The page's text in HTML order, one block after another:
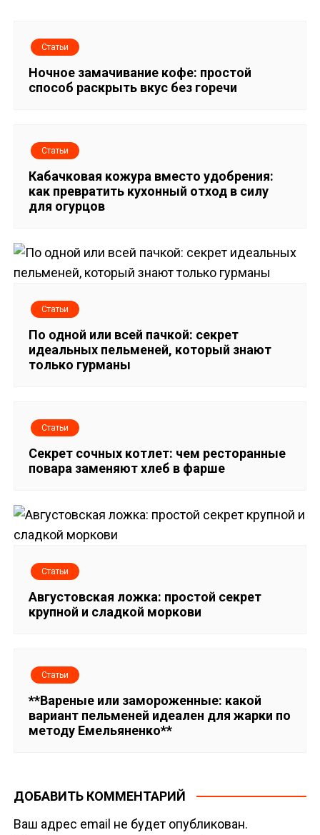
п
м
Статьи
Ночное замачивание кофе: простой
способ раскрыть вкус без горечи
Статьи
Кабачковая кожура вместо удобрения:
как превратить кухонный отход в силу
для огурцов
Статьи
По одной или всей пачкой: секрет
идеальных пельменей, который знают
только гурманы
Статьи
Секрет сочных котлет: чем ресторанные
повара заменяют хлеб в фарше
Статьи
Августовская ложка: простой секрет
крупной и сладкой моркови
Статьи
**Вареные или замороженные: какой
вариант пельменей идеален для жарки по
методу Емельяненко**
ДОБАВИТЬ КОММЕНТАРИЙ
Ваш адрес email не будет опубликован.